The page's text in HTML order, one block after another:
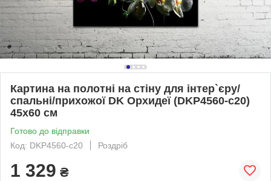
Картина на полотні на стіну для інтер`єру/
спальні/прихожої DK Орхидеї (DKP4560-c20)
45х60 см
Готово до відправки
Код: DKP4560-c20
Роздріб
1 329 ₴